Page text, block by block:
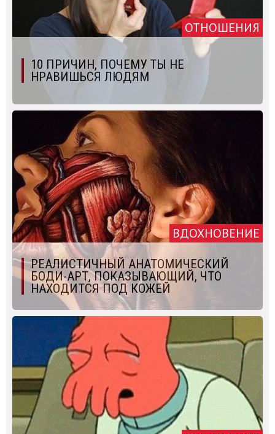
ОТНОШЕНИЯ
10 ПРИЧИН, ПОЧЕМУ ТЫ НЕ
НРАВИШЬСЯ ЛЮДЯМ
ВДОХНОВЕНИЕ
РЕАЛИСТИЧНЫЙ АНАТОМИЧЕСКИЙ
БОДИ-АРТ, ПОКАЗЫВАЮЩИЙ, ЧТО
НАХОДИТСЯ ПОД КОЖЕЙ